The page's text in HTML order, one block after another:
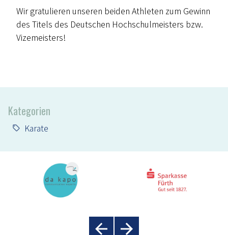
Wir gratulieren unseren beiden Athleten zum Gewinn
des Titels des Deutschen Hochschulmeisters bzw.
Vizemeisters!
Kategorien
Karate